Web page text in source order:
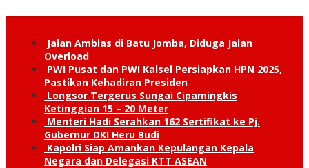
Jalan Amblas di Batu Jomba, Diduga Jalan
Overload
PWI Pusat dan PWI Kalsel Persiapkan HPN 2025,
Pastikan Kehadiran Presiden
Longsor Tergerus Sungai Cipamingkis
Ketinggian 15 – 20 Meter
Menteri Hadi Serahkan 162 Sertifikat ke Pj.
Gubernur DKI Heru Budi
Kapolri Siap Amankan Kepulangan Kepala
Negara dan Delegasi KTT ASEAN